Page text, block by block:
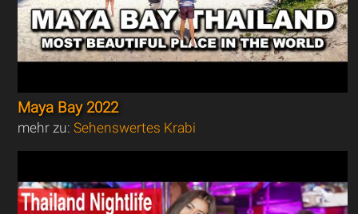
Maya Bay 2022
mehr zu:Sehenswertes Krabi